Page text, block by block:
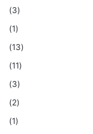
(3)
(1)
(13)
(11)
(3)
(2)
(1)